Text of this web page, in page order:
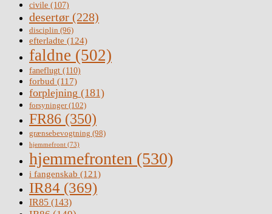
civile (107)
desertør (228)
disciplin (96)
efterladte (124)
faldne (502)
faneflugt (110)
forbud (117)
forplejning (181)
forsyninger(102)
FR86 (350)
grænsebevogtning (98)
hjemmefront (73)
hjemmefronten (530)
i fangenskab (121)
IR84 (369)
IR85 (143)